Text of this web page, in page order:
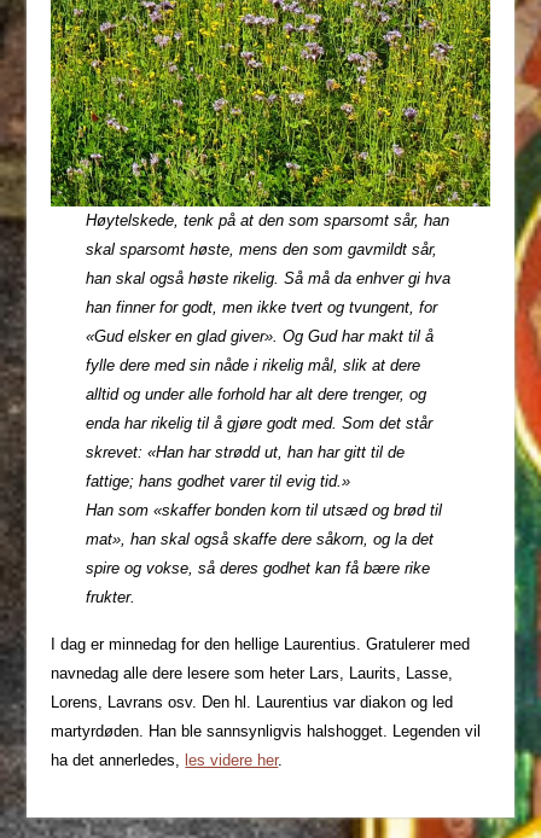
Høytelskede, tenk på at den som sparsomt sår, han
skal sparsomt høste, mens den som gavmildt sår,
han skal også høste rikelig. Så må da enhver gi hva
han finner for godt, men ikke tvert og tvungent, for
«Gud elsker en glad giver». Og Gud har makt til å
fylle dere med sin nåde i rikelig mål, slik at dere
alltid og under alle forhold har alt dere trenger, og
enda har rikelig til å gjøre godt med. Som det står
skrevet: «Han har strødd ut, han har gitt til de
fattige; hans godhet varer til evig tid.»
Han som «skaffer bonden korn til utsæd og brød til
mat», han skal også skaffe dere såkorn, og la det
spire og vokse, så deres godhet kan få bære rike
frukter.
I dag er minnedag for den hellige Laurentius. Gratulerer med
navnedag alle dere lesere som heter Lars, Laurits, Lasse,
Lorens, Lavrans osv. Den hl. Laurentius var diakon og led
martyrdøden. Han ble sannsynligvis halshogget. Legenden vil
ha det annerledes,les videre her.